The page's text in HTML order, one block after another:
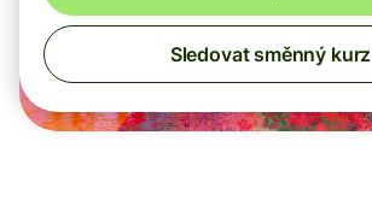
Sledovat směnný kurz